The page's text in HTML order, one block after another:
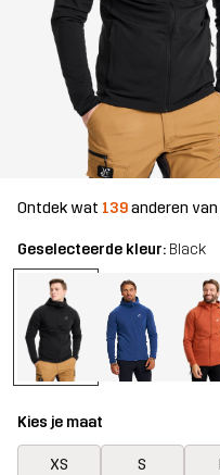
Ontdek wat 139anderen
Geselecteerde kleur: Black
Kies je maat
XS S